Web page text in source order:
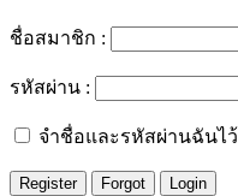
ชื่อสมาชิก :
รหัสผ่าน :
จำชื่อและรหัสผ่านฉันไว้